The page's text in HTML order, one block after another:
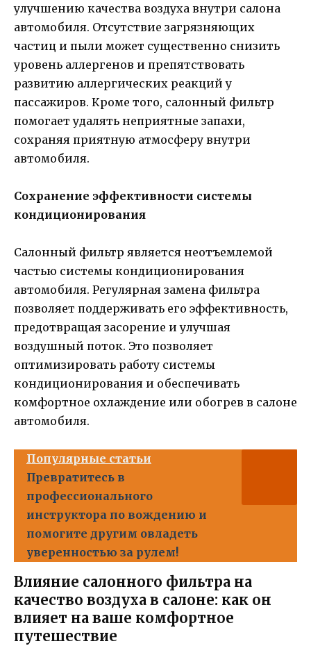
улучшению качества воздуха внутри салона
автомобиля. Отсутствие загрязняющих
частиц и пыли может существенно снизить
уровень аллергенов и препятствовать
развитию аллергических реакций у
пассажиров. Кроме того, салонный фильтр
помогает удалять неприятные запахи,
сохраняя приятную атмосферу внутри
автомобиля.
Сохранение эффективности системы
кондиционирования
Салонный фильтр является неотъемлемой
частью системы кондиционирования
автомобиля. Регулярная замена фильтра
позволяет поддерживать его эффективность,
предотвращая засорение и улучшая
воздушный поток. Это позволяет
оптимизировать работу системы
кондиционирования и обеспечивать
комфортное охлаждение или обогрев в салоне
автомобиля.
Популярные статьи
Превратитесь в
профессионального
инструктора по вождению и
помогите другим овладеть
уверенностью за рулем!
Влияние салонного фильтра на
качество воздуха в салоне: как он
влияет на ваше комфортное
путешествие